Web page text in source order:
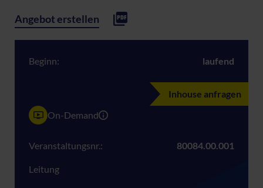
Angebot erstellen
Beginn: laufend
Inhouse anfragen
On-Demand
Veranstaltungsnr.: 80084.00.001
Leitung